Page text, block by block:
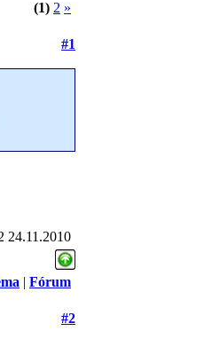
(1) 2 »
#1
24.11.2010
| Fórum
#2